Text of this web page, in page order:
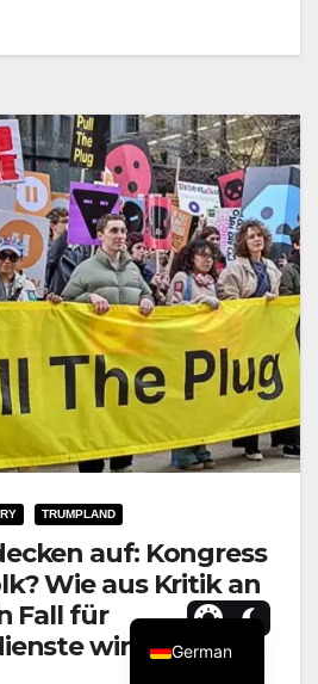
TRUMPLAND
auf: Kongress
Wie aus Kritik an
Fall für
wird
German